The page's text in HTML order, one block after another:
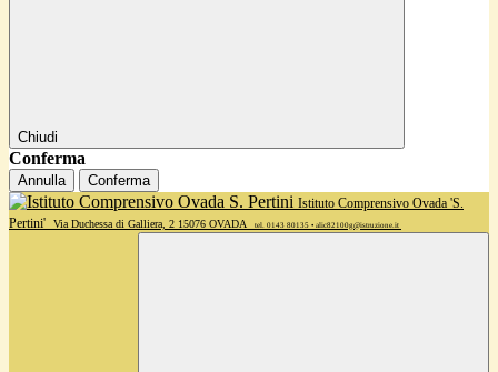
Chiudi
Conferma
Annulla Conferma
Istituto Comprensivo Ovada 'S.
Pertini'
Via Duchessa di Galliera, 2 15076 OVADA tel. 0143 80135 • alic82100g@istruzione.it